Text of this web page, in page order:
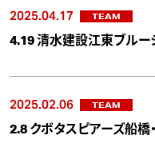
2025.04.17 TEAM
4.19 清水建設江東ブルー
2025.02.06 TEAM
2.8 クボタスピアーズ船橋